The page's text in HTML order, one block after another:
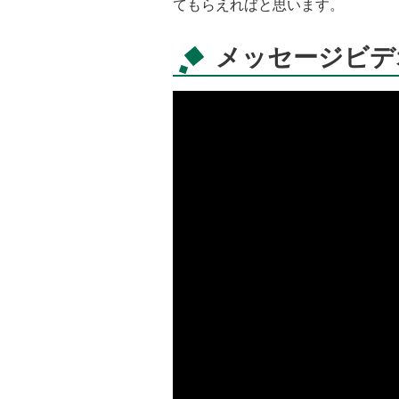
てもらえればと思います。
メッセージビ